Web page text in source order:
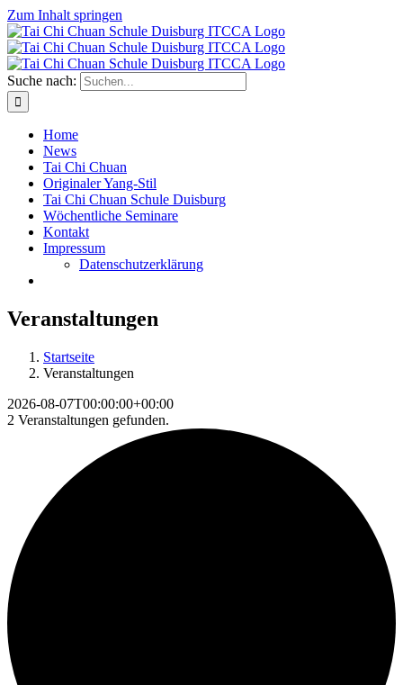
Zum Inhalt springen
Suche nach:
Home
News
Tai Chi Chuan
Originaler Yang-Stil
Tai Chi Chuan Schule Duisburg
Wöchentliche Seminare
Kontakt
Impressum
Datenschutzerklärung
Veranstaltungen
Startseite
Veranstaltungen
2026-08-07T00:00:00+00:00
2 Veranstaltungen gefunden.